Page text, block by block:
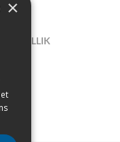
ZELLIK
×